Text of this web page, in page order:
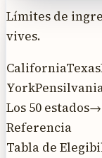
Límites de
vives.
CaliforniaTexas
York
Los 50 estados→
Referencia
Tabla de